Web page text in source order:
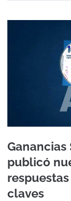
Ganancias
publicó
claves